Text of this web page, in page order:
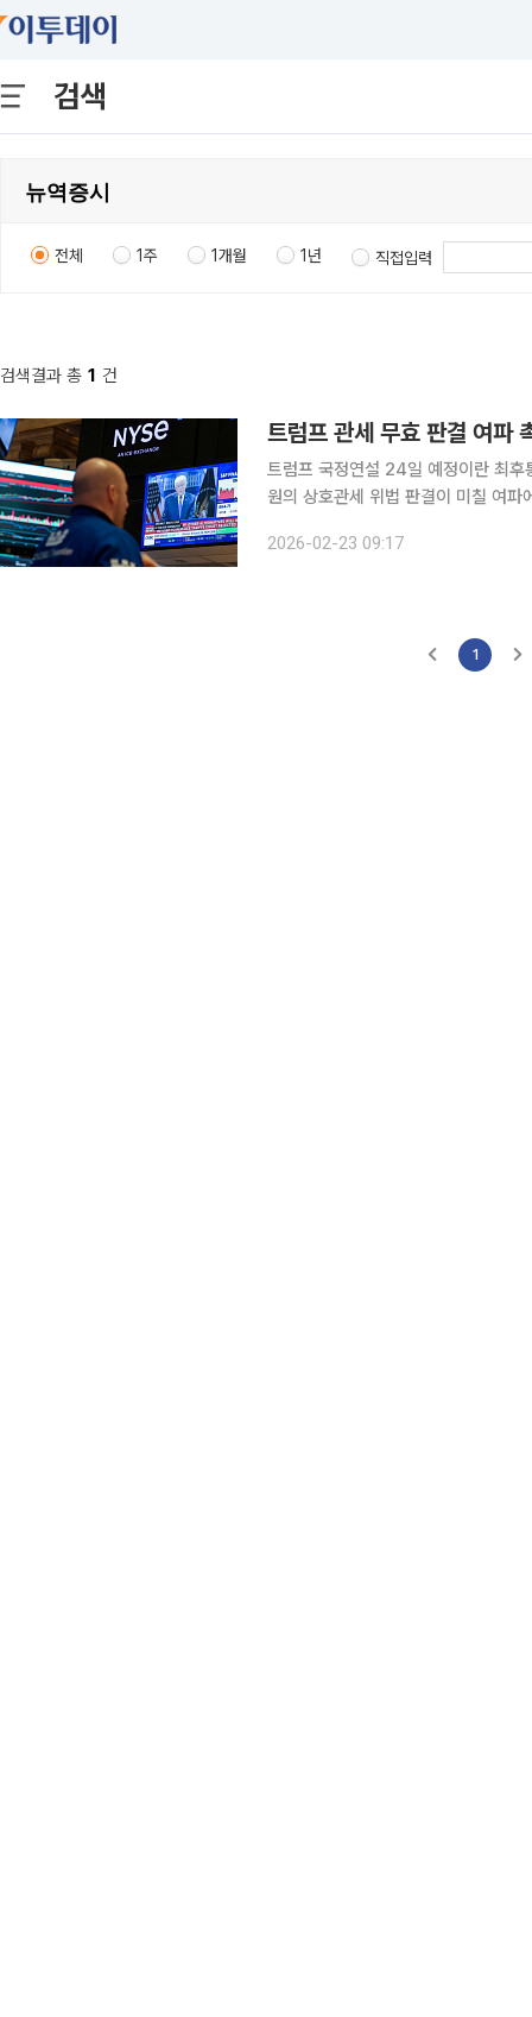
검색
전체 1주 1개월 1년 직접입력
검색결과 총 1 건
트럼프 국정연설 24일 예정이란 최후통첩 포함될지 관심 뉴욕
원의 상호관세 위법 판결이 미칠 여
일 국제비상경제권한법(IEEPA)이 대
2026-02-23 09:17
1